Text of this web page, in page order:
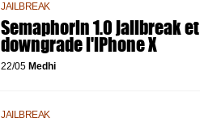
JAILBREAK
Semaphorin 1.0 jailbreak et
downgrade l'iPhone X
22/05 Medhi
JAILBREAK